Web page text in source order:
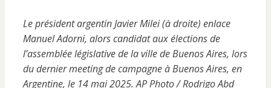
Le président argentin Javier Milei (à droite) enlace
Manuel Adorni, alors candidat aux élections de
l’assemblée législative de la ville de Buenos Aires, lors
du dernier meeting de campagne à Buenos Aires, en
Argentine, le 14 mai 2025. AP Photo / Rodrigo Abd